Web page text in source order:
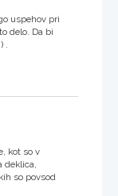
uspehov pri
delo. Da bi
kot so v
so povsod